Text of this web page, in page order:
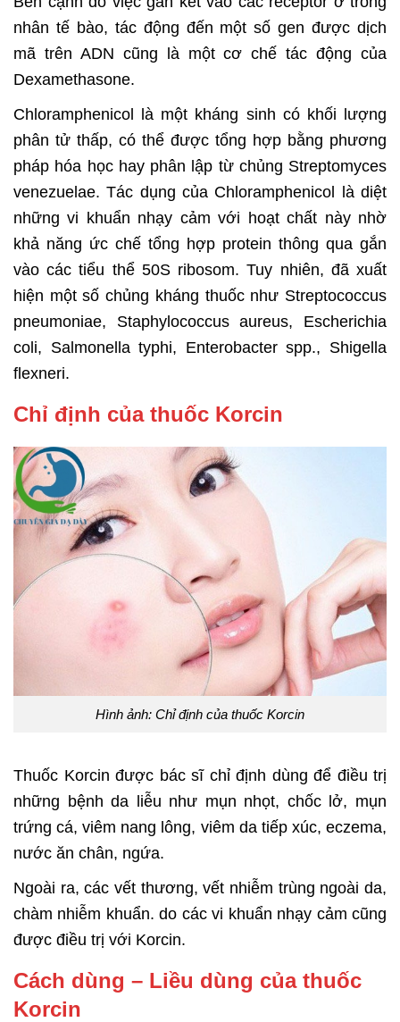
nhân tế bào, tác động đến một số gen được dịch
mã trên ADN cũng là một cơ chế tác động của
Dexamethasone.
Chloramphenicol là một kháng sinh có khối lượng
phân tử thấp, có thể được tổng hợp bằng phương
pháp hóa học hay phân lập từ chủng Streptomyces
venezuelae. Tác dụng của Chloramphenicol là diệt
những vi khuẩn nhạy cảm với hoạt chất này nhờ
khả năng ức chế tổng hợp protein thông qua gắn
vào các tiểu thể 50S ribosom. Tuy nhiên, đã xuất
hiện một số chủng kháng thuốc như Streptococcus
pneumoniae, Staphylococcus aureus, Escherichia
coli, Salmonella typhi, Enterobacter spp., Shigella
flexneri.
Chỉ định của thuốc Korcin
Hình ảnh: Chỉ định của thuốc Korcin
Thuốc Korcin được bác sĩ chỉ định dùng để điều trị
những bệnh da liễu như mụn nhọt, chốc lở, mụn
trứng cá, viêm nang lông, viêm da tiếp xúc, eczema,
nước ăn chân, ngứa.
Ngoài ra, các vết thương, vết nhiễm trùng ngoài da,
chàm nhiễm khuẩn. do các vi khuẩn nhạy cảm cũng
được điều trị với Korcin.
Cách dùng – Liều dùng của thuốc
Korcin